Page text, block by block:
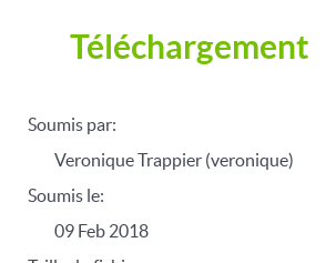
Téléchargement
Soumis par:
Veronique Trappier (veronique)
Soumis le:
09 Feb 2018